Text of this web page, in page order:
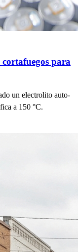
para
un electrolito auto-
a 150 °C.